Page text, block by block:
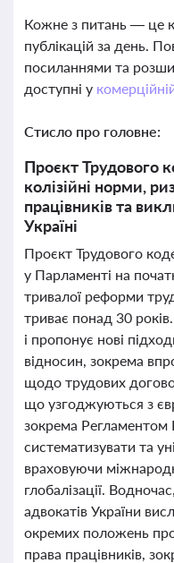
Кожне з питань — це
публікацій за день.
посиланнями та
доступні у
Стисло про головне:
Проєкт Трудового
колізійні норми,
працівників та
Україні
Проєкт Трудового
у Парламенті на
тривалої реформи
триває понад 30
і пропонує нові
відносин, зокрема
щодо трудових
що узгоджуються з
зокрема Регламентом
систематизувати та
враховуючи
глобалізації.
адвокатів України
окремих положень
права працівників,